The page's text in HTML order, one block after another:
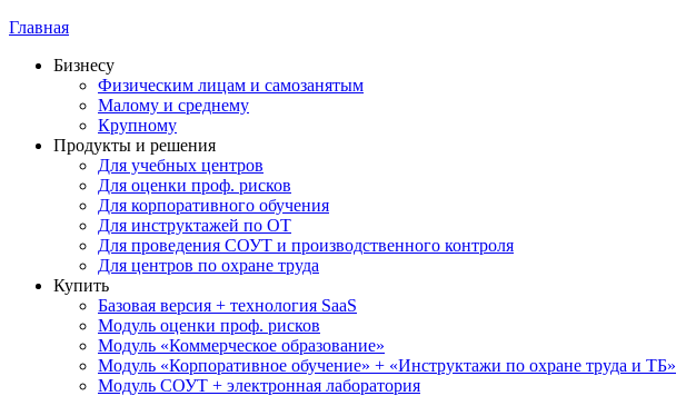
Главная
Бизнесу
Физическим лицам и самозанятым
Малому и среднему
Крупному
Продукты и решения
Для учебных центров
Для оценки проф. рисков
Для корпоративного обучения
Для инструктажей по ОТ
Для проведения СОУТ и производственного контроля
Для центров по охране труда
Купить
Базовая версия + технология SaaS
Модуль оценки проф. рисков
Модуль «Коммерческое образование»
Модуль «Корпоративное обучение» + «Инструктажи по охране труда и ТБ»
Модуль СОУТ + электронная лаборатория